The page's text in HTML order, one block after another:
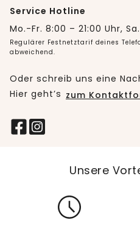
Service Hotline
Mo.-Fr. 8:00 – 21:00 Uhr,
Regulärer Festnetztarif deines
abweichend.
Oder schreib uns eine
Hier geht’s zum
Unsere